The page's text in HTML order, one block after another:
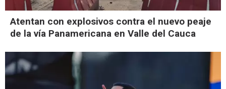
Atentan con explosivos contra el nuevo peaje
de la vía Panamericana en Valle del Cauca